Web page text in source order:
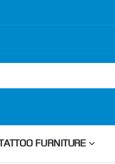
TATTOO FURNITURE